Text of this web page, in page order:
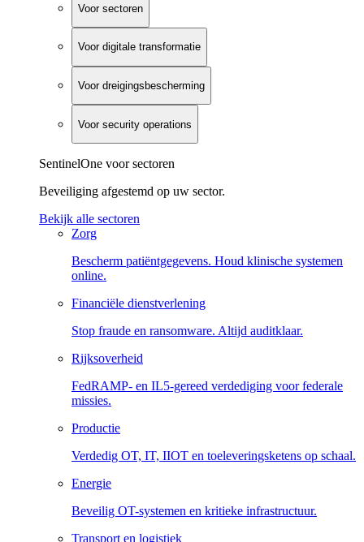
Voor sectoren
Voor digitale transformatie
Voor dreigingsbescherming
Voor security operations
SentinelOne voor sectoren
Beveiliging afgestemd op uw sector.
Bekijk alle sectoren
Zorg
Bescherm patiëntgegevens. Houd klinische systemen
online.
Financiële dienstverlening
Stop fraude en ransomware. Altijd auditklaar.
Rijksoverheid
FedRAMP- en IL5-gereed verdediging voor federale
missies.
Productie
Verdedig OT, IT, IIOT en toeleveringsketens op schaal.
Energie
Beveilig OT-systemen en kritieke infrastructuur.
Transport en logistiek